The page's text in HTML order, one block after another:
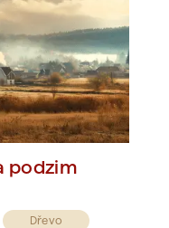
podzim
Dřevo